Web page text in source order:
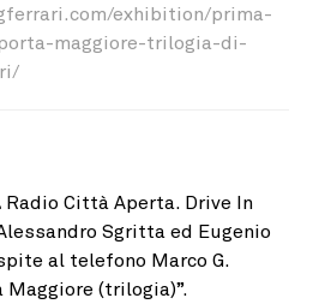
exhibition/prima-
maggiore-trilogia-di-
Radio Città Aperta. Drive In
Sgritta ed Eugenio
al telefono Marco G.
Maggiore (trilogia)”.